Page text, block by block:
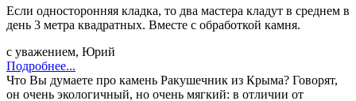
Если односторонняя кладка, то два мастера кладут в среднем в
день 3 метра квадратных. Вместе с обработкой камня.
с уважением, Юрий
Подробнее...
Что Вы думаете про камень Ракушечник из Крыма? Говорят,
он очень экологичный, но очень мягкий: в отличии от